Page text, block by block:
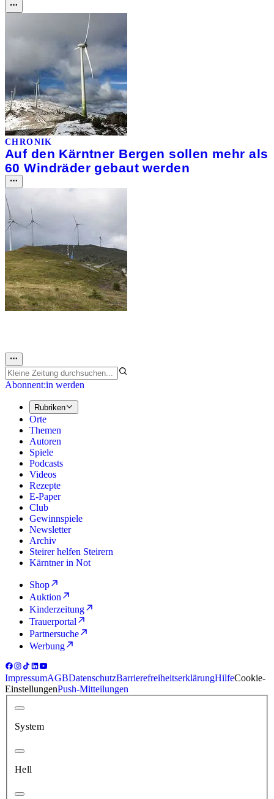
CHRONIK
Auf den Kärntner Bergen sollen mehr als
60 Windräder gebaut werden
Abonnent:in werden
Rubriken
Orte
Themen
Autoren
Spiele
Podcasts
Videos
Rezepte
E-Paper
Club
Gewinnspiele
Newsletter
Archiv
Steirer helfen Steirern
Kärntner in Not
Shop
Auktion
Kinderzeitung
Trauerportal
Partnersuche
Werbung
ImpressumAGBDatenschutzBarrierefreiheitserklärungHilfeCookie-
EinstellungenPush-Mitteilungen
System
Hell